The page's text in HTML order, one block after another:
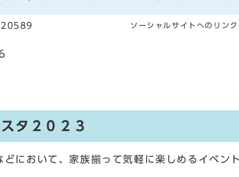
ソーシャルサイトへのリン
タ２０２３
おいて、家族揃って気軽に楽しめるイベン